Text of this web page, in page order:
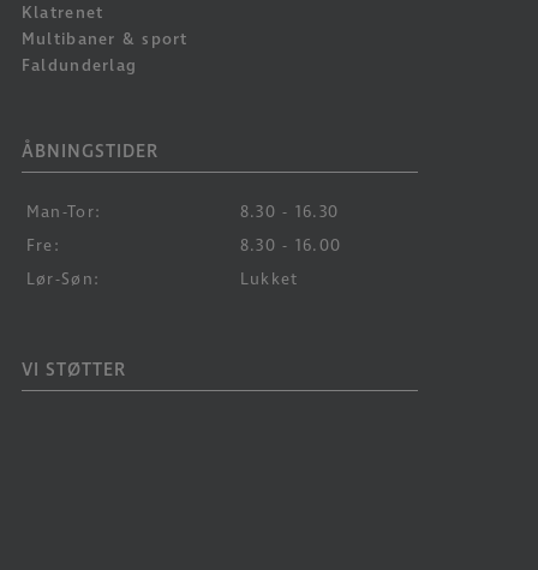
Klatrenet
Multibaner & sport
Faldunderlag
ÅBNINGSTIDER
Man-Tor:
8.30 - 16.30
Fre:
8.30 - 16.00
Lør-Søn:
Lukket
VI STØTTER